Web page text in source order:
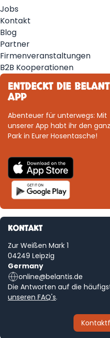
Jobs
Kontakt
Blog
Partner
Firmenveranstaltungen
B2B Kooperationen
ENTDECKT DIE
APP
Abenteuer für unterwegs: Mit
unserer App habt ihr den
Park in Eurer Hosentasche!
KONTAKT
Zur Weißen Mark 1
04249 Leipzig
Germany
online@belantis.de
Die Antworten auf die
unseren FAQ's.